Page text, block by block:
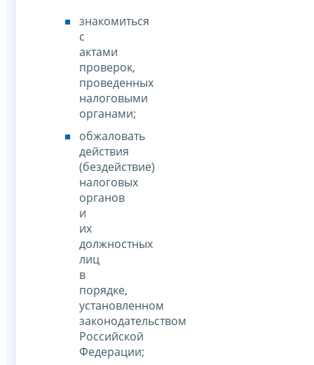
знакомиться
с
актами
проверок,
проведенных
налоговыми
органами;
обжаловать
действия
(бездействие)
налоговых
органов
и
их
должностных
лиц
в
порядке,
установленном
законодательством
Российской
Федерации;